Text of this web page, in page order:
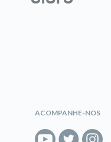
ACOMPANHE-NOS